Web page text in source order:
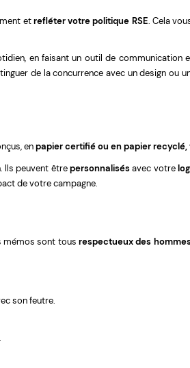
etrefléter votre politique RSE. Cela
en faisant un outil de
de la concurrence avec un design ou
enpapier certifié ou en papier
Ils peuvent êtrepersonnalisésavec votre
de votre campagne.
mémos sont tous respectueux des
son feutre.